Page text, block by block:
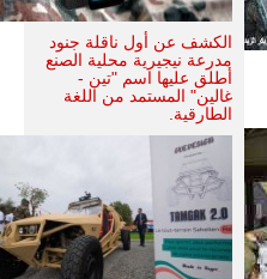
الكشف عن أول ناقلة جنود
مدرعة نيجيرية محلية الصنع
أطلق عليها اسم "تين -
غالين" المستمد من اللغة
الطارقية.